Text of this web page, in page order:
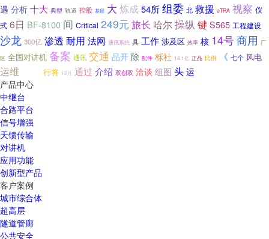
遇 分析 十大 典型 轨道 控股 基层 大 炼成 54所组委 北 救援 eTRA 视察 仪
式 6日 BF-8100 间 Critical 249元 旅长 哈尔操纵 键S565 工程建设
沙龙 300亿 渗透 耐用 法网 通讯系统 具 工作 涉及区 效率 核 14号商用 厂
区 全国对讲机 备案 通讯 交通 品开 除 配件 栎社 18.1亿 正品 比例 《 七个 风电
运维 行将 12月 通过 介绍 双创双 洽谈 组图 头 运
产品中心
中继台
合路平台
信号增强
天馈传输
对讲机
应用功能
创新型产品
客户案例
城市综合体
超高层
隧道管廊
公共安全